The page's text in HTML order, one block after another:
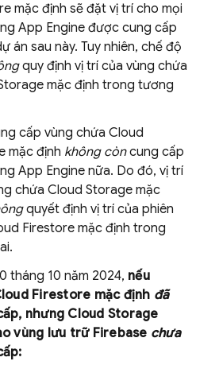
mặc định sẽ đặt vị trí cho mọi
App Engine được cung cấp
án sau này. Tuy nhiên, chế độ
quy định vị trí của vùng chứa
mặc định trong tương
cấp vùng chứa Cloud
mặc định không còncung cấp
App Engine nữa. Do đó, vị trí
chứa Cloud Storage mặc
quyết định vị trí của phiên
Firestore mặc định trong
tháng 10 năm 2024, nếu
Firestore mặc định đã
nhưng Cloud Storage
vùng lưu trữ Firebase chưa